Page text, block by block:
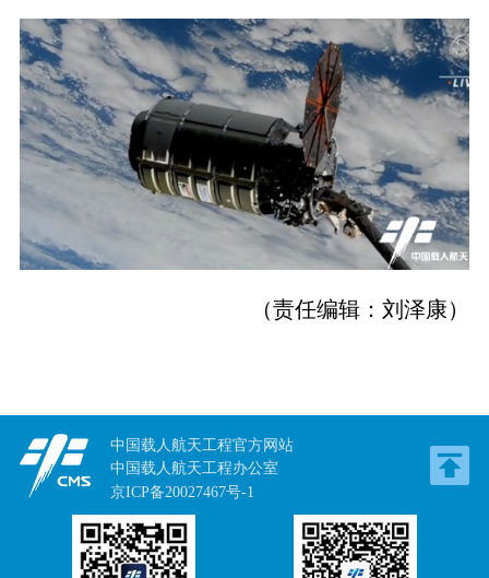
（责任编辑：刘泽康）
中国载人航天工程官方网站
中国载人航天工程办公室
京ICP备20027467号-1